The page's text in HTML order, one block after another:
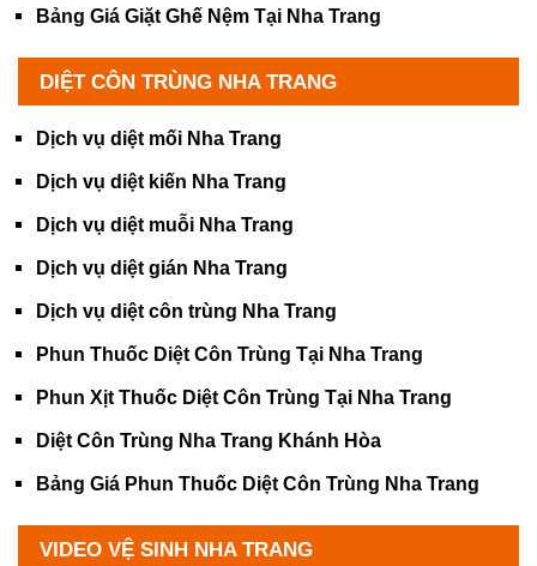
Bảng Giá Giặt Ghế Nệm Tại Nha Trang
DIỆT CÔN TRÙNG NHA TRANG
Dịch vụ diệt mối Nha Trang
Dịch vụ diệt kiến Nha Trang
Dịch vụ diệt muỗi Nha Trang
Dịch vụ diệt gián Nha Trang
Dịch vụ diệt côn trùng Nha Trang
Phun Thuốc Diệt Côn Trùng Tại Nha Trang
Phun Xịt Thuốc Diệt Côn Trùng Tại Nha Trang
Diệt Côn Trùng Nha Trang Khánh Hòa
Bảng Giá Phun Thuốc Diệt Côn Trùng Nha Trang
VIDEO VỆ SINH NHA TRANG